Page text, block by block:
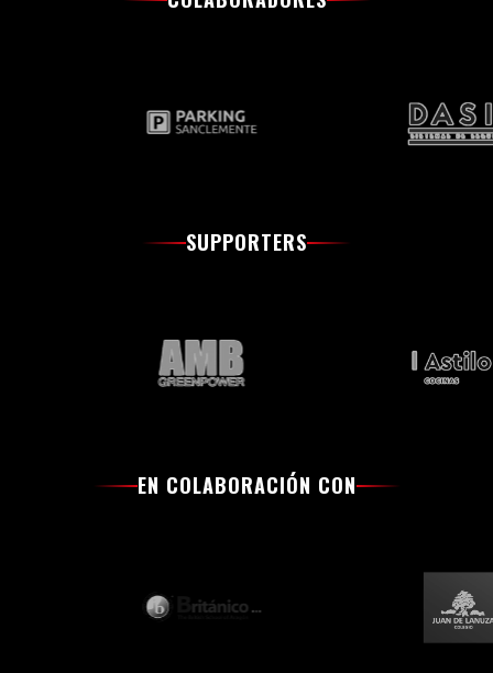
SUPPORTERS
EN COLABORACIÓN CON